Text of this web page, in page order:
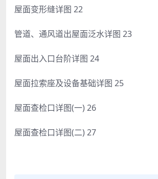
屋面变形缝详图 22
管道、通风道出屋面泛水详图 23
屋面出入口台阶详图 24
屋面拉索座及设备基础详图 25
屋面查检口详图(一) 26
屋面查检口详图(二) 27